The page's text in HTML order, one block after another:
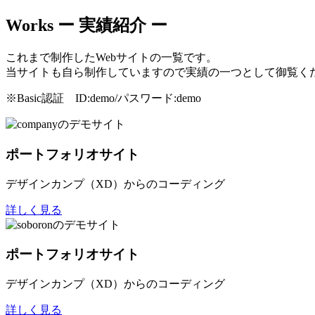
Works ー 実績紹介 ー
これまで制作したWebサイトの一覧です。
当サイトも自ら制作していますので実績の一つとして御覧く
※Basic認証 ID:demo/パスワード:demo
ポートフォリオサイト
デザインカンプ（XD）からのコーディング
詳しく見る
ポートフォリオサイト
デザインカンプ（XD）からのコーディング
詳しく見る